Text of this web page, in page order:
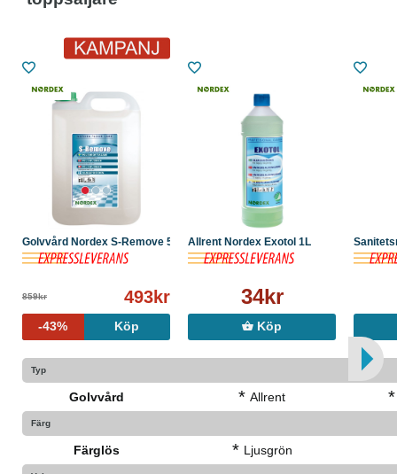
Golvvård Nordex S-Remove 5L
859kr 493kr
-43% Köp
Allrent Nordex Exotol 1L
34kr
Köp
Typ
Golvvård * Allrent *
Färg
Färglös * Ljusgrön